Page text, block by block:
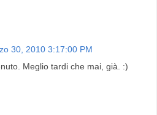
30, 2010 3:17:00 PM
Meglio tardi che mai, già. :)